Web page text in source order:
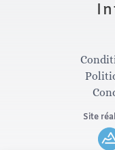
Site